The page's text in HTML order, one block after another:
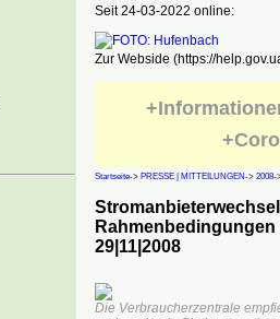
Seit 24-03-2022 online:
Zur Webside (https://
Startseite-> PRESSE | MITTEILUNGEN-> 2008-
29|11|2008
Die Verbraucherzentrale